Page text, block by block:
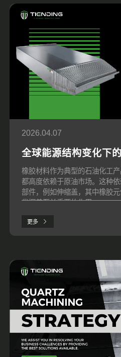
2026.04.07
全球能源结构变化下
橡胶材料作为典型的石油化工
都高度依赖于原油市场。这种
部件，例如伸缩盖，其中橡胶元
发挥着至关重要的作用。
更多